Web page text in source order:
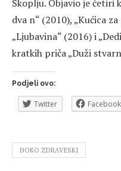
Skoplju. Objavio je četiri
dva n“ (2010), „Kućica
„Ljubavina“ (2016) i
kratkih priča „Duži
Podjeli ovo:
Twitter Facebook
ĐOKO ZDRAVESKI